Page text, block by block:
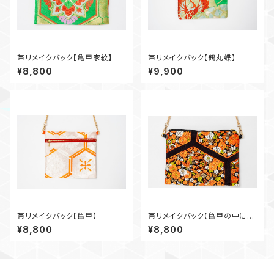
帯リメイクバック【亀甲家紋】
¥8,800
帯リメイクバック【鶴丸蝶】
¥9,900
帯リメイクバック【亀甲】
¥8,800
帯リメイクバック【亀甲の中に
花】
¥8,800